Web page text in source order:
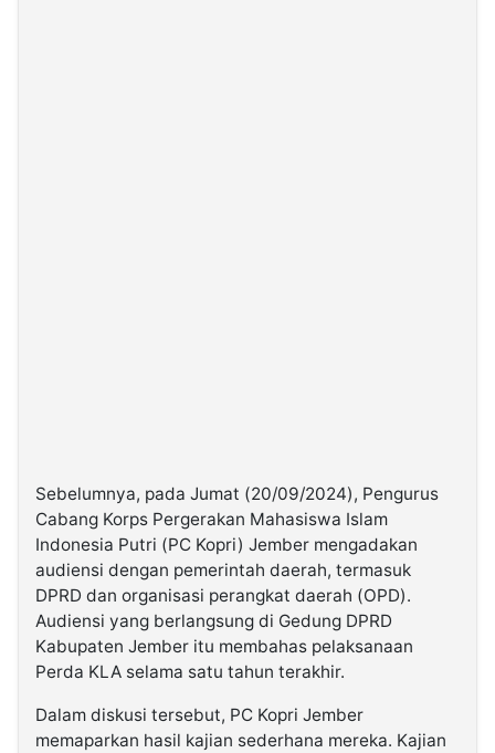
Sebelumnya, pada Jumat (20/09/2024), Pengurus
Cabang Korps Pergerakan Mahasiswa Islam
Indonesia Putri (PC Kopri) Jember mengadakan
audiensi dengan pemerintah daerah, termasuk
DPRD dan organisasi perangkat daerah (OPD).
Audiensi yang berlangsung di Gedung DPRD
Kabupaten Jember itu membahas pelaksanaan
Perda KLA selama satu tahun terakhir.
Dalam diskusi tersebut, PC Kopri Jember
memaparkan hasil kajian sederhana mereka. Kajian